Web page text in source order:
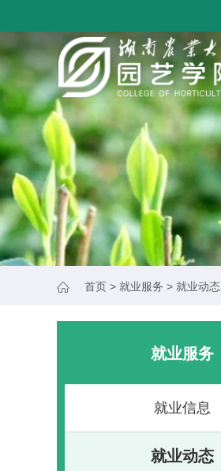
首页 > 就业服务 > 就业动态
就业服务
就业信息
就业动态